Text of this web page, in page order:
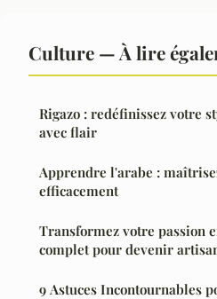
Culture — À lire
Rigazo : redéfinissez votre
avec flair
Apprendre l'arabe :
efficacement
Transformez votre passion
complet pour devenir
9 Astuces Incontournables